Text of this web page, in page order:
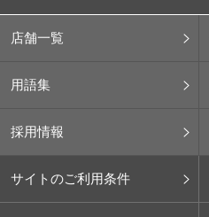
店舗一覧
用語集
採用情報
サイトのご利用条件